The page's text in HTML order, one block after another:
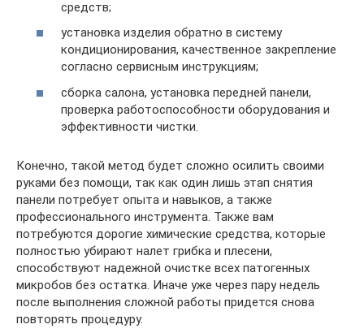
средств;
установка изделия обратно в систему
кондиционирования, качественное закрепление
согласно сервисным инструкциям;
сборка салона, установка передней панели,
проверка работоспособности оборудования и
эффективности чистки.
Конечно, такой метод будет сложно осилить своими
руками без помощи, так как один лишь этап снятия
панели потребует опыта и навыков, а также
профессионального инструмента. Также вам
потребуются дорогие химические средства, которые
полностью убирают налет грибка и плесени,
способствуют надежной очистке всех патогенных
микробов без остатка. Иначе уже через пару недель
после выполнения сложной работы придется снова
повторять процедуру.